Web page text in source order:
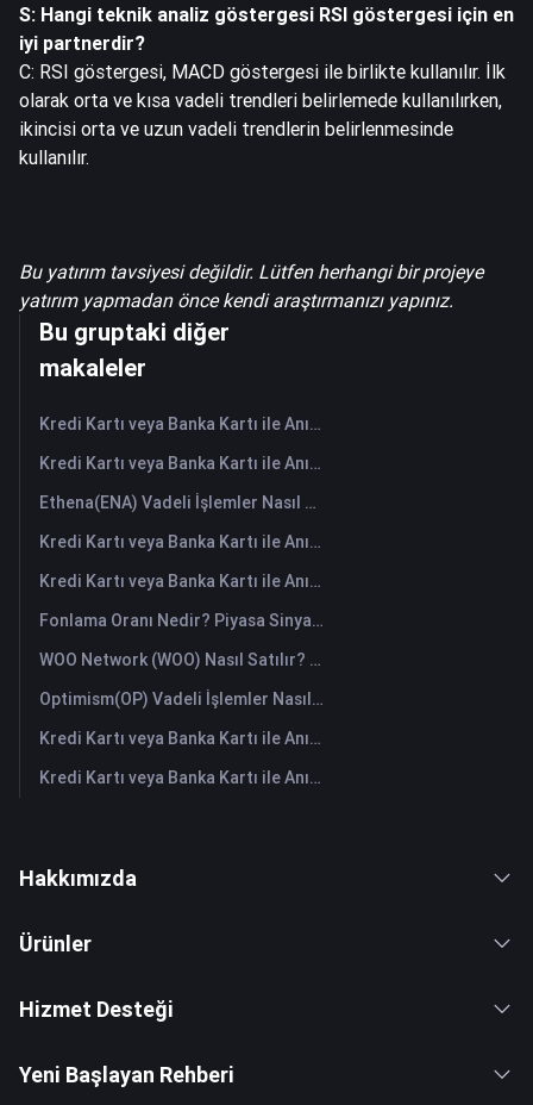
S: Hangi teknik analiz göstergesi RSI göstergesi için en
iyi partnerdir?
C: RSI göstergesi, MACD göstergesi ile birlikte kullanılır. İlk
olarak orta ve kısa vadeli trendleri belirlemede kullanılırken,
ikincisi orta ve uzun vadeli trendlerin belirlenmesinde
kullanılır.
Bu yatırım tavsiyesi değildir. Lütfen herhangi bir projeye
yatırım yapmadan önce kendi araştırmanızı yapınız.
Bu gruptaki diğer
makaleler
Kredi Kartı veya Banka Kartı ile Anında HANePlatform (HANEP) Satın Alın
Kredi Kartı veya Banka Kartı ile Anında Cropto Wheat Token (CROW) Satın Alın
Ethena(ENA) Vadeli İşlemler Nasıl Yapılır: Yeni Başlayanlar İçin Kapsamlı Bir Rehber
Kredi Kartı veya Banka Kartı ile Anında Tutorial (TUT) Satın Alın
Kredi Kartı veya Banka Kartı ile Anında Space ID (ID) Satın Alın
Fonlama Oranı Nedir? Piyasa Sinyallerini ve Yaygın Yanlış Kullanımlarını Anlamak
WOO Network (WOO) Nasıl Satılır? | FameEX
Optimism(OP) Vadeli İşlemler Nasıl Yapılır: Yeni Başlayanlar İçin Kapsamlı Bir Rehber
Kredi Kartı veya Banka Kartı ile Anında Starknet (STRK) Satın Alın
Kredi Kartı veya Banka Kartı ile Anında The Graph (GRT) Satın Alın
Hakkımızda
Ürünler
Hizmet Desteği
Yeni Başlayan Rehberi